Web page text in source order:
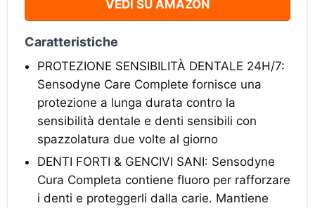
VEDI SU AMAZON
Caratteristiche
PROTEZIONE SENSIBILITÀ DENTALE 24H/7:
Sensodyne Care Complete fornisce una
protezione a lunga durata contro la
sensibilità dentale e denti sensibili con
spazzolatura due volte al giorno
DENTI FORTI & GENCIVI SANI: Sensodyne
Cura Completa contiene fluoro per rafforzare
i denti e proteggerli dalla carie. Mantiene